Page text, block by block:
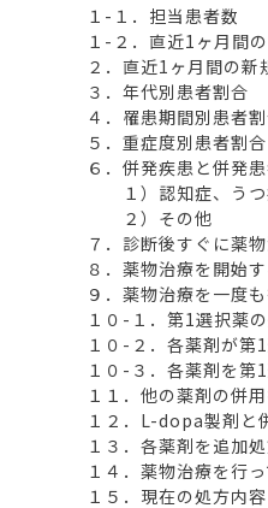
１-１．担当患者数
１-２．直近1ヶ月間
２．直近1ヶ月間の新
３．年代別患者割合
４．罹患期間別患者
５．重症度別患者割合
６．併発疾患と併発
１）認知症、うつ
２）その他
７．診断後すぐに薬
８．薬物治療を開始
９．薬物治療を一度
１０-１．第1選択薬
１０-２．各薬剤が第
１０-３．各薬剤を第
１１．他の薬剤の併
１２．L-dopa製剤と
１３．各薬剤を追加
１４．薬物治療を行
１５．現在の処方内容